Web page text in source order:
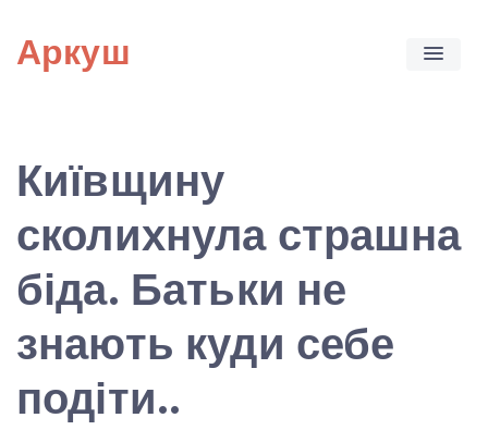
content
Аркуш
Київщину
сколихнула страшна
біда. Батьки не
знають куди себе
подіти..